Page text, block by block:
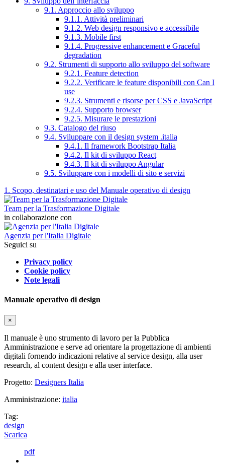
9.1. Approccio allo sviluppo
9.1.1. Attività preliminari
9.1.2. Web design responsivo e accessibile
9.1.3. Mobile first
9.1.4. Progressive enhancement e Graceful
degradation
9.2. Strumenti di supporto allo sviluppo del software
9.2.1. Feature detection
9.2.2. Verificare le feature disponibili con Can I
use
9.2.3. Strumenti e risorse per CSS e JavaScript
9.2.4. Supporto browser
9.2.5. Misurare le prestazioni
9.3. Catalogo del riuso
9.4. Sviluppare con il design system .italia
9.4.1. Il framework Bootstrap Italia
9.4.2. Il kit di sviluppo React
9.4.3. Il kit di sviluppo Angular
9.5. Sviluppare con i modelli di sito e servizi
1. Scopo, destinatari e uso del Manuale operativo di design
Team per la Trasformazione Digitale
in collaborazione con
Agenzia per l'Italia Digitale
Seguici su
Privacy policy
Cookie policy
Note legali
Manuale operativo di design
×
Il manuale è uno strumento di lavoro per la Pubblica
Amministrazione e serve ad orientare la progettazione di ambienti
digitali fornendo indicazioni relative al service design, alla user
research, al content design e alla user interface.
Progetto: Designers Italia
Amministrazione: italia
Tag:
design
Scarica
pdf